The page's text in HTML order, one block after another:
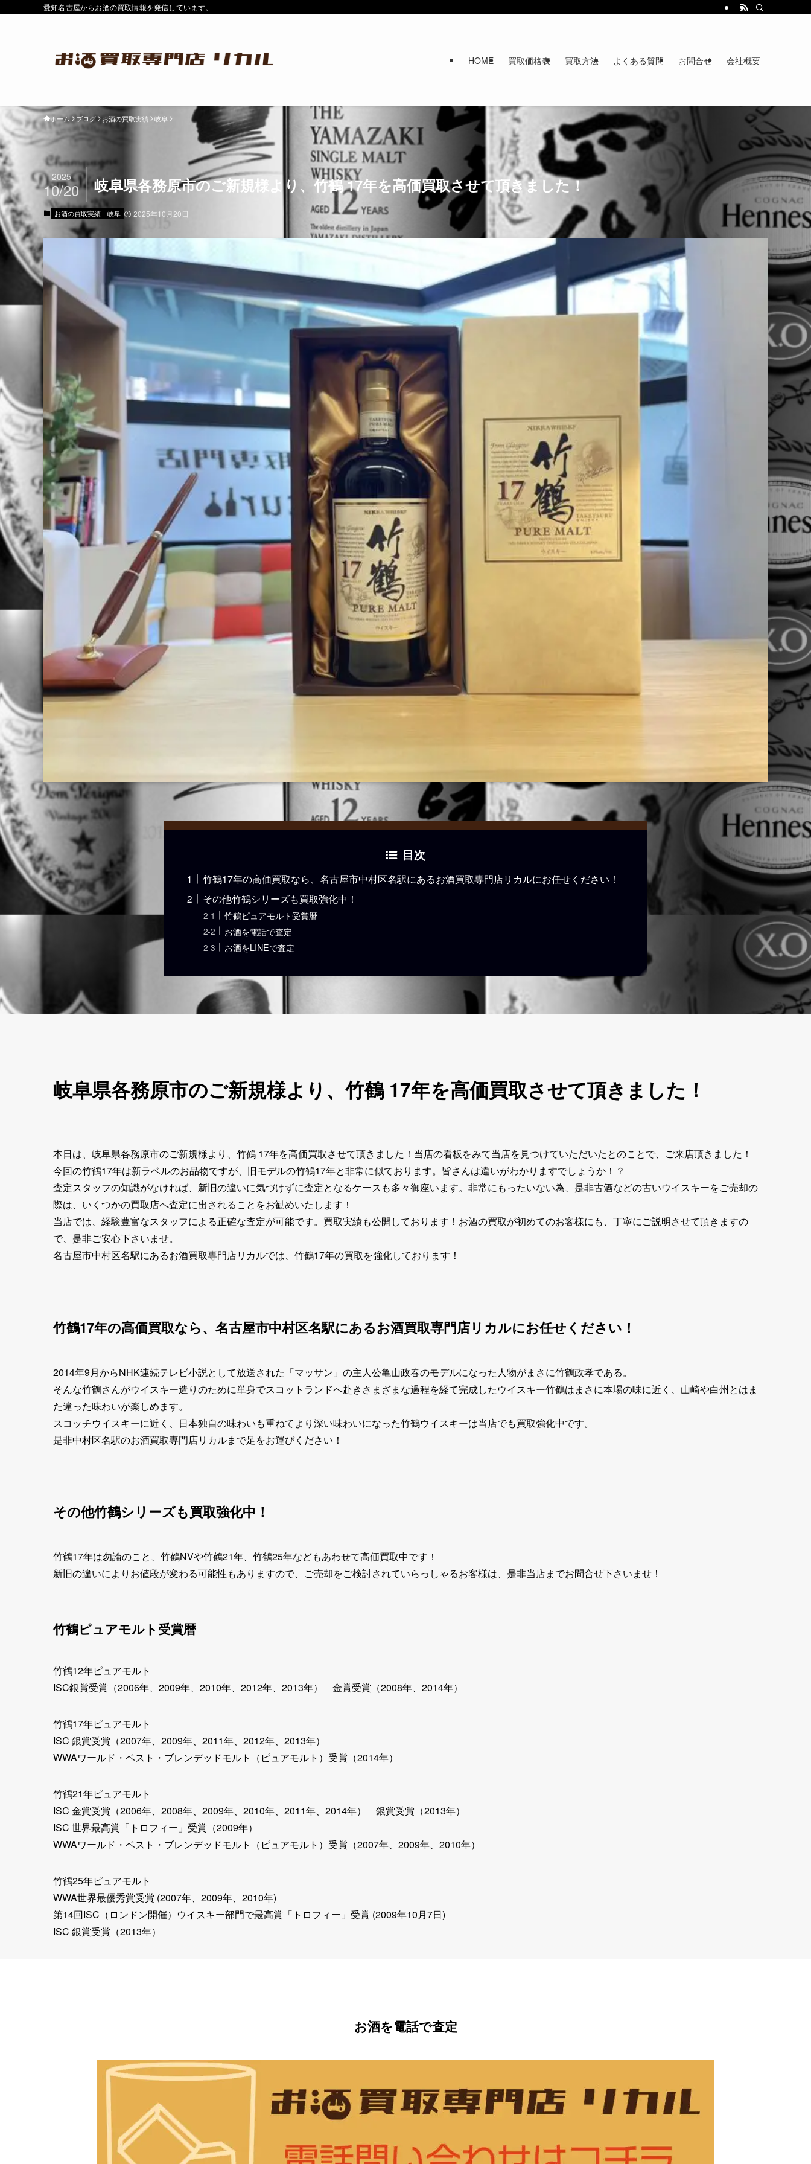
愛知名古屋からお酒の買取情報を発信しています。
HOME 買取価格表 買取方法 よくある質問 お問合せ 会社概要
ホーム ブログ お酒の買取実績 岐阜
岐阜県各務原市のご新規様より、竹鶴 17年を高価買取させて頂きました！
2025
10/20
お酒の買取実績 岐阜 2025年10月20日
目次
竹鶴17年の高価買取なら、名古屋市中村区名駅にあるお酒買取専門店リカルにお任せください！
その他竹鶴シリーズも買取強化中！
竹鶴ピュアモルト受賞暦
お酒を電話で査定
お酒をLINEで査定
岐阜県各務原市のご新規様より、竹鶴 17年を高価買取させて頂きました！
本日は、岐阜県各務原市のご新規様より、竹鶴 17年を高価買取させて頂きました！当店の看板をみて当店を見つけていただいたとのことで、ご来店頂きました！
今回の竹鶴17年は新ラベルのお品物ですが、旧モデルの竹鶴17年と非常に似ております。皆さんは違いがわかりますでしょうか！？
査定スタッフの知識がなければ、新旧の違いに気づけずに査定となるケースも多々御座います。非常にもったいない為、是非古酒などの古いウイスキーをご売却の
際は、いくつかの買取店へ査定に出されることをお勧めいたします！
当店では、経験豊富なスタッフによる正確な査定が可能です。買取実績も公開しております！お酒の買取が初めてのお客様にも、丁寧にご説明させて頂きますの
で、是非ご安心下さいませ。
名古屋市中村区名駅にあるお酒買取専門店リカルでは、竹鶴17年の買取を強化しております！
竹鶴17年の高価買取なら、名古屋市中村区名駅にあるお酒買取専門店リカルにお任せください！
2014年9月からNHK連続テレビ小説として放送された「マッサン」の主人公亀山政春のモデルになった人物がまさに竹鶴政孝である。
そんな竹鶴さんがウイスキー造りのために単身でスコットランドへ赴きさまざまな過程を経て完成したウイスキー竹鶴はまさに本場の味に近く、山崎や白州とはま
た違った味わいが楽しめます。
スコッチウイスキーに近く、日本独自の味わいも重ねてより深い味わいになった竹鶴ウイスキーは当店でも買取強化中です。
是非中村区名駅のお酒買取専門店リカルまで足をお運びください！
その他竹鶴シリーズも買取強化中！
竹鶴17年は勿論のこと、竹鶴NVや竹鶴21年、竹鶴25年などもあわせて高価買取中です！
新旧の違いによりお値段が変わる可能性もありますので、ご売却をご検討されていらっしゃるお客様は、是非当店までお問合せ下さいませ！
竹鶴ピュアモルト受賞暦
竹鶴12年ピュアモルト
ISC銀賞受賞（2006年、2009年、2010年、2012年、2013年） 金賞受賞（2008年、2014年）
竹鶴17年ピュアモルト
ISC 銀賞受賞（2007年、2009年、2011年、2012年、2013年）
WWAワールド・ベスト・ブレンデッドモルト（ピュアモルト）受賞（2014年）
竹鶴21年ピュアモルト
ISC 金賞受賞（2006年、2008年、2009年、2010年、2011年、2014年） 銀賞受賞（2013年）
ISC 世界最高賞「トロフィー」受賞（2009年）
WWAワールド・ベスト・ブレンデッドモルト（ピュアモルト）受賞（2007年、2009年、2010年）
竹鶴25年ピュアモルト
WWA世界最優秀賞受賞 (2007年、2009年、2010年)
第14回ISC（ロンドン開催）ウイスキー部門で最高賞「トロフィー」受賞 (2009年10月7日)
ISC 銀賞受賞（2013年）
お酒を電話で査定